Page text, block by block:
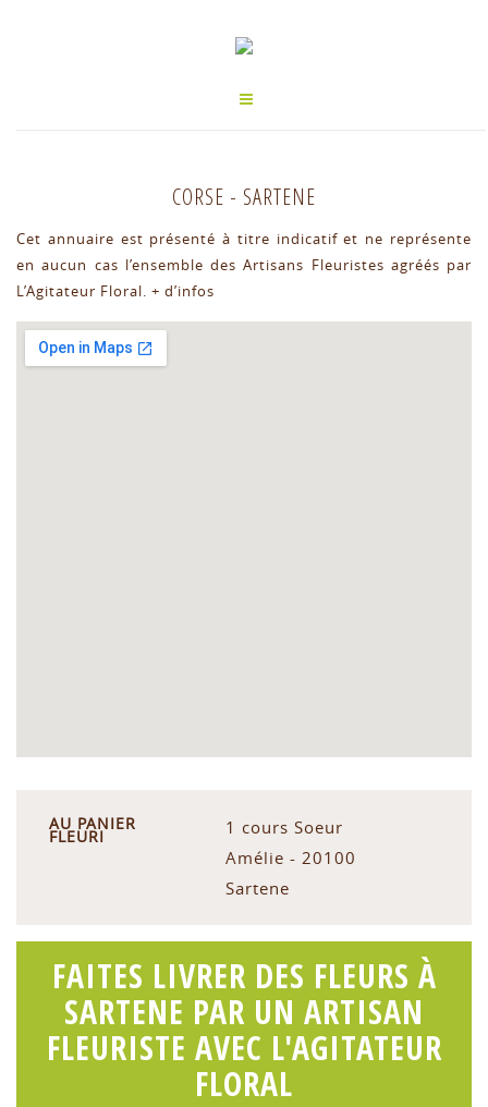
CORSE - SARTENE
Cet annuaire est présenté à titre indicatif et ne représente
en aucun cas l’ensemble des Artisans Fleuristes agréés par
L’Agitateur Floral. + d’infos
AU PANIER
FLEURI
1 cours Soeur
Amélie - 20100
Sartene
FAITES LIVRER DES FLEURS À
SARTENE PAR UN ARTISAN
FLEURISTE AVEC L'AGITATEUR
FLORAL